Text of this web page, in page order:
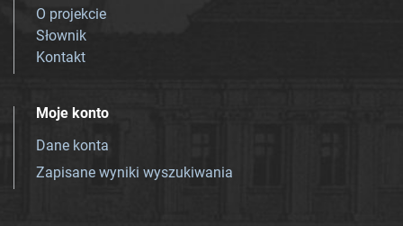
O projekcie
Słownik
Kontakt
Moje konto
Dane konta
Zapisane wyniki wyszukiwania